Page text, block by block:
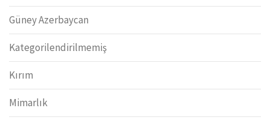
Güney Azerbaycan
Kategorilendirilmemiş
Kırım
Mimarlık